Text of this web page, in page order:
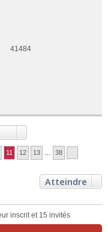
41484
11 12 13 38
Atteindre
inscrit et 15 invités